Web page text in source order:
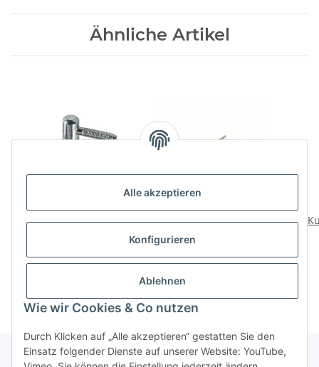
Alle akzeptieren
Konfigurieren
Ablehnen
Wie wir Cookies & Co nutzen
Durch Klicken auf „Alle akzeptieren“ gestatten Sie den
Einsatz folgender Dienste auf unserer Website: YouTube,
Ähnliche Artikel
x 29 mm, verzinkt, 2
Kugelteilauszug für
17mm Nut 550mm
7,49 €